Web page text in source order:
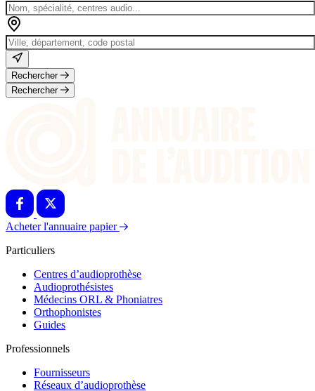
Rechercher
Rechercher
Acheter l'annuaire papier
Particuliers
Centres d’audioprothèse
Audioprothésistes
Médecins ORL & Phoniatres
Orthophonistes
Guides
Professionnels
Fournisseurs
Réseaux d’audioprothèse